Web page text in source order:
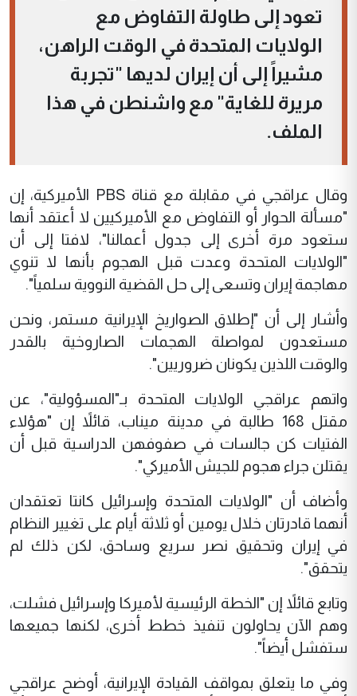
تعود إلى طاولة التفاوض مع
الولايات المتحدة في الوقت الراهن،
مشيراً إلى أن إيران لديها "تجربة
مريرة للغاية" مع واشنطن في هذا
الملف.
وقال عراقجي في مقابلة مع قناة PBS الأميركية، إن
"مسألة الحوار أو التفاوض مع الأميركيين لا أعتقد أنها
ستعود مرة أخرى إلى جدول أعمالنا"، لافتا إلى أن
"الولايات المتحدة وعدت قبل الهجوم بأنها لا تنوي
مهاجمة إيران وتسعى إلى حل القضية النووية سلمياً".
وأشار إلى أن "إطلاق الصواريخ الإيرانية مستمر، ونحن
مستعدون لمواصلة الهجمات الصاروخية بالقدر
والوقت اللذين يكونان ضروريين".
واتهم عراقجي الولايات المتحدة بـ"المسؤولية"، عن
مقتل 168 طالبة في مدينة ميناب، قائلاً إن "هؤلاء
الفتيات كن جالسات في صفوفهن الدراسية قبل أن
يقتلن جراء هجوم للجيش الأميركي".
وأضاف أن "الولايات المتحدة وإسرائيل كانتا تعتقدان
أنهما قادرتان خلال يومين أو ثلاثة أيام على تغيير النظام
في إيران وتحقيق نصر سريع وساحق، لكن ذلك لم
يتحقق".
وتابع قائلاً إن "الخطة الرئيسية لأميركا وإسرائيل فشلت،
وهم الآن يحاولون تنفيذ خطط أخرى، لكنها جميعها
ستفشل أيضاً".
وفي ما يتعلق بمواقف القيادة الإيرانية، أوضح عراقجي